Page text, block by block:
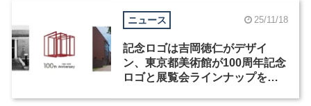
ニュース 25/11/18
記念ロゴは吉岡徳仁がデザイ
ン、東京都美術館が100周年記念
ロゴと展覧会ラインナップを発